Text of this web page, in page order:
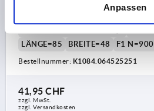
Anpassen
LÄNGE=85
BREITE=48 F1 N=900
Bestellnummer: K1084.064525251
41,95 CHF
zzgl. MwSt.
zzgl. Versandkosten